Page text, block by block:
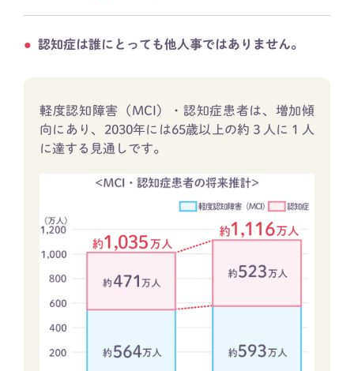
認知症は誰にとっても他人事ではありません。
軽度認知障害（MCI）・認知症患者は、増加傾
向にあり、2030年には65歳以上の約３人に１人
に達する見通しです。​